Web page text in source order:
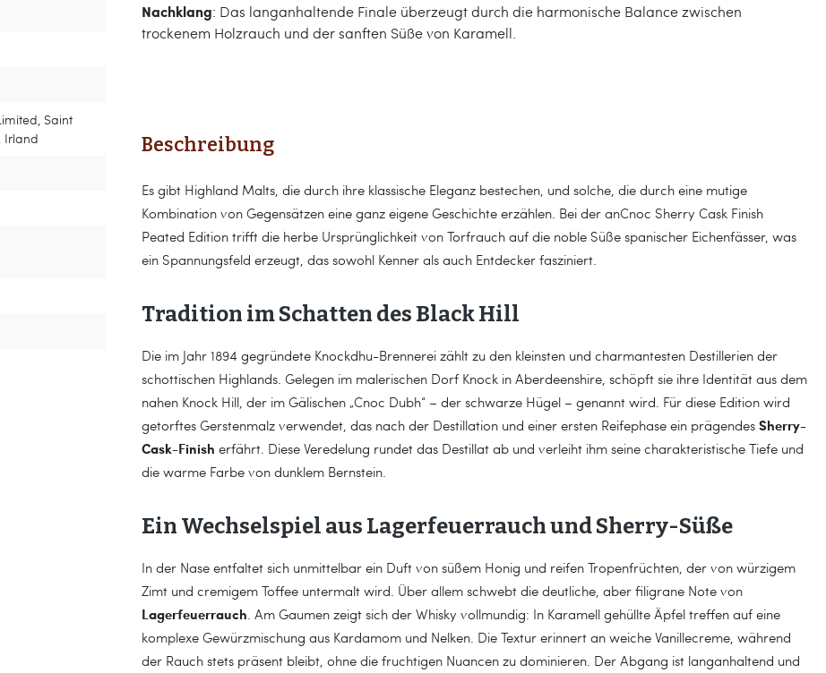
Saint
Irland
Nachklang: Das langanhaltende Finale überzeugt durch die harmonische Balance zwischen
trockenem Holzrauch und der sanften Süße von Karamell.
Beschreibung
Es gibt Highland Malts, die durch ihre klassische Eleganz bestechen, und solche, die durch eine mutige
Kombination von Gegensätzen eine ganz eigene Geschichte erzählen. Bei der anCnoc Sherry Cask Finish
Peated Edition trifft die herbe Ursprünglichkeit von Torfrauch auf die noble Süße spanischer Eichenfässer, was
ein Spannungsfeld erzeugt, das sowohl Kenner als auch Entdecker fasziniert.
Tradition im Schatten des Black Hill
Die im Jahr 1894 gegründete Knockdhu-Brennerei zählt zu den kleinsten und charmantesten Destillerien der
schottischen Highlands. Gelegen im malerischen Dorf Knock in Aberdeenshire, schöpft sie ihre Identität aus dem
nahen Knock Hill, der im Gälischen „Cnoc Dubh“ – der schwarze Hügel – genannt wird. Für diese Edition wird
getorftes Gerstenmalz verwendet, das nach der Destillation und einer ersten Reifephase ein prägendes Sherry-
Cask-Finish erfährt. Diese Veredelung rundet das Destillat ab und verleiht ihm seine charakteristische Tiefe und
die warme Farbe von dunklem Bernstein.
Ein Wechselspiel aus Lagerfeuerrauch und Sherry-Süße
In der Nase entfaltet sich unmittelbar ein Duft von süßem Honig und reifen Tropenfrüchten, der von würzigem
Zimt und cremigem Toffee untermalt wird. Über allem schwebt die deutliche, aber filigrane Note von
Lagerfeuerrauch. Am Gaumen zeigt sich der Whisky vollmundig: In Karamell gehüllte Äpfel treffen auf eine
komplexe Gewürzmischung aus Kardamom und Nelken. Die Textur erinnert an weiche Vanillecreme, während
der Rauch stets präsent bleibt, ohne die fruchtigen Nuancen zu dominieren. Der Abgang ist langanhaltend und